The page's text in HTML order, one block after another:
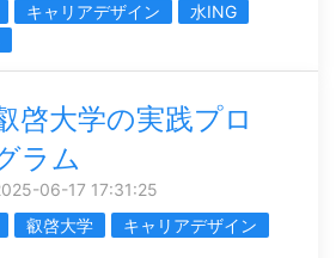
キャリアデザイン
水ING
啓大学の実践プロ
ラム
06-17 17:31:25
叡啓大学
キャリアデザイン